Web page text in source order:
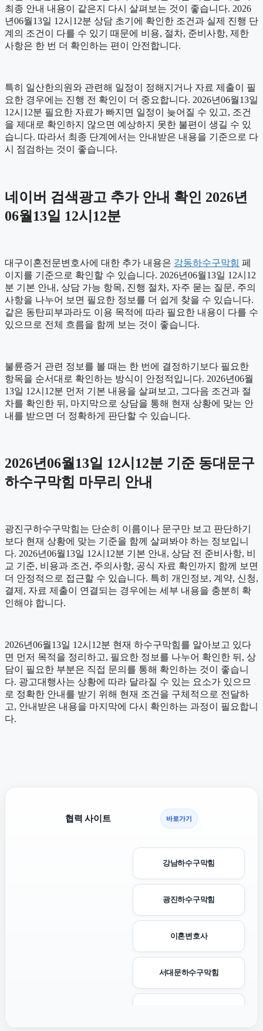
최종 안내 내용이 같은지 다시 살펴보는 것이 좋습니다. 2026
년06월13일 12시12분 상담 초기에 확인한 조건과 실제 진행 단
계의 조건이 다를 수 있기 때문에 비용, 절차, 준비사항, 제한
사항은 한 번 더 확인하는 편이 안전합니다.
특히 일산한의원와 관련해 일정이 정해지거나 자료 제출이 필
요한 경우에는 진행 전 확인이 더 중요합니다. 2026년06월13일
12시12분 필요한 자료가 빠지면 일정이 늦어질 수 있고, 조건
을 제대로 확인하지 않으면 예상하지 못한 불편이 생길 수 있
습니다. 따라서 최종 단계에서는 안내받은 내용을 기준으로 다
시 점검하는 것이 좋습니다.
네이버 검색광고 추가 안내 확인 2026년
06월13일 12시12분
대구이혼전문변호사에 대한 추가 내용은 강동하수구막힘 페
이지를 기준으로 확인할 수 있습니다. 2026년06월13일 12시12
분 기본 안내, 상담 가능 항목, 진행 절차, 자주 묻는 질문, 주의
사항을 나누어 보면 필요한 정보를 더 쉽게 찾을 수 있습니다.
같은 동탄피부과라도 이용 목적에 따라 필요한 내용이 다를 수
있으므로 전체 흐름을 함께 보는 것이 좋습니다.
불륜증거 관련 정보를 볼 때는 한 번에 결정하기보다 필요한
항목을 순서대로 확인하는 방식이 안정적입니다. 2026년06월
13일 12시12분 먼저 기본 내용을 살펴보고, 그다음 조건과 절
차를 확인한 뒤, 마지막으로 상담을 통해 현재 상황에 맞는 안
내를 받으면 더 정확하게 판단할 수 있습니다.
2026년06월13일 12시12분 기준 동대문구
하수구막힘 마무리 안내
광진구하수구막힘는 단순히 이름이나 문구만 보고 판단하기
보다 현재 상황에 맞는 기준을 함께 살펴봐야 하는 정보입니
다. 2026년06월13일 12시12분 기본 안내, 상담 전 준비사항, 비
교 기준, 비용과 조건, 주의사항, 공식 자료 확인까지 함께 보면
더 안정적으로 접근할 수 있습니다. 특히 개인정보, 계약, 신청,
결제, 자료 제출이 연결되는 경우에는 세부 내용을 충분히 확
인해야 합니다.
2026년06월13일 12시12분 현재 하수구막힘를 알아보고 있다
면 먼저 목적을 정리하고, 필요한 정보를 나누어 확인한 뒤, 상
담이 필요한 부분은 직접 문의를 통해 확인하는 것이 좋습니
다. 광고대행사는 상황에 따라 달라질 수 있는 요소가 있으므
로 정확한 안내를 받기 위해 현재 조건을 구체적으로 전달하
고, 안내받은 내용을 마지막에 다시 확인하는 과정이 필요합니
다.
협력 사이트 바로가기
강남하수구막힘
광진하수구막힘
이혼변호사
서대문하수구막힘